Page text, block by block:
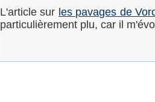
L'article sur les pavages de
particulièrement plu, car il